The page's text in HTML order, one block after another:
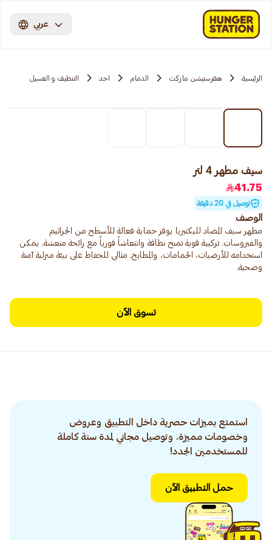
عربي
الرئيسية هنقرستيشن ماركت الدمام احد التنظيف و الغسيل
سيف مطهر 4 لتر
41.75
توصيل في 20 دقيقة
الوصف
مطهر سيف المضاد للبكتيريا يوفر حماية فعالة للأسطح من الجراثيم
والفيروسات. تركيبة قوية تمنح نظافة وانتعاشاً فورياً مع رائحة منعشة. يمكن
استخدامه للأرضيات، الحمامات، والمطابخ. مثالي للحفاظ على بيئة منزلية آمنة
وصحية.
تسوق الآن
استمتع بميزات حصرية داخل التطبيق وعروض
وخصومات مميزة. وتوصيل مجاني لمدة سنة كاملة
للمستخدمين الجدد!
حمل التطبيق الآن